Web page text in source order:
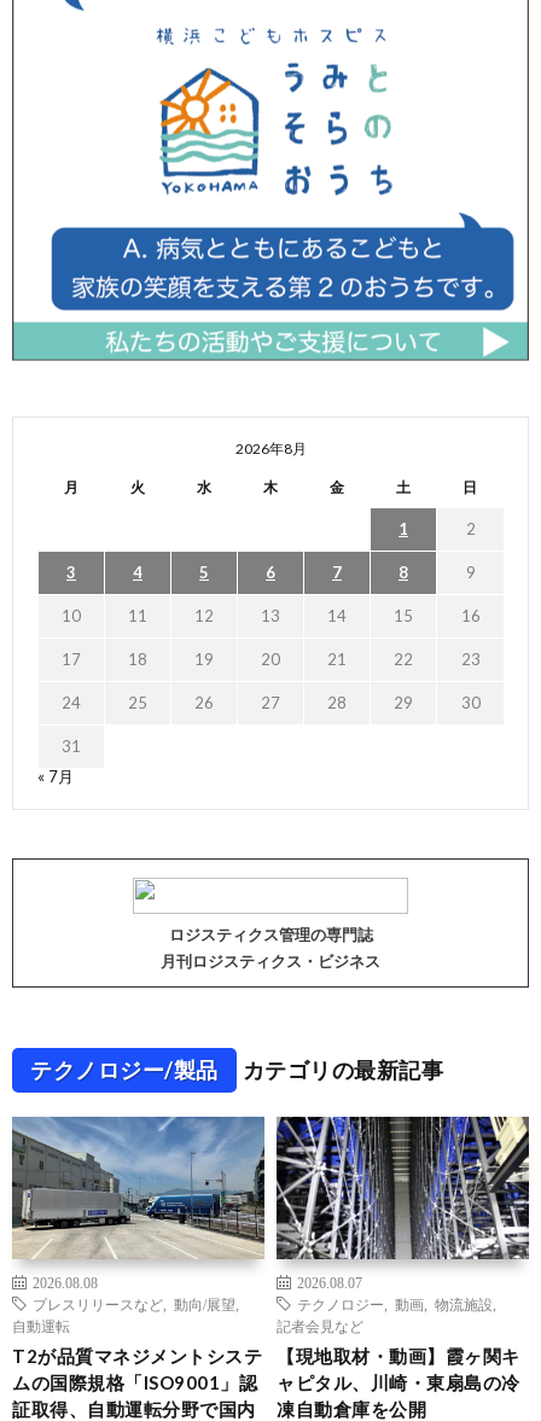
2026年8月
月 火 水 木 金 土 日
1 2
3 4 5 6 7 8 9
10 11 12 13 14 15 16
17 18 19 20 21 22 23
24 25 26 27 28 29 30
31
« 7月
ロジスティクス管理の専門誌
月刊ロジスティクス・ビジネス
テクノロジー/製品 カテゴリの最新記事
2026.08.08
プレスリリースなど
動向/展望
自動運転
T2が品質マネジメントシステ
ムの国際規格「ISO9001」認
証取得、自動運転分野で国内
2026.08.07
テクノロジー
動画 物流施設
記者会見など
【現地取材・動画】霞ヶ関キ
ャピタル、川崎・東扇島の冷
凍自動倉庫を公開